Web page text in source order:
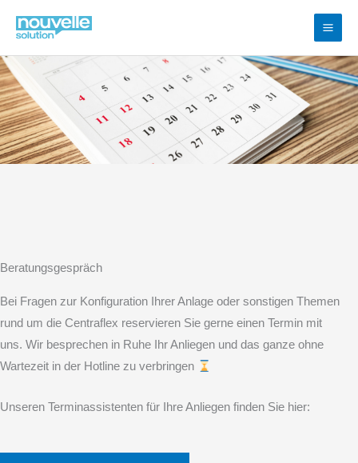
Inhalt
springen
Beratungsgespräch
Bei Fragen zur Konfiguration Ihrer Anlage oder sonstigen Themen
rund um die Centraflex reservieren Sie gerne einen Termin mit
uns. Wir besprechen in Ruhe Ihr Anliegen und das ganze ohne
Wartezeit in der Hotline zu verbringen
Unseren Terminassistenten für Ihre Anliegen finden Sie hier: